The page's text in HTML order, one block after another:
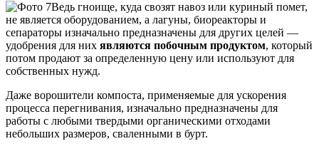
Ведь гноище, куда свозят навоз или куриный помет,
не является оборудованием, а лагуны, биореакторы и
сепараторы изначально предназначены для других целей —
удобрения для них являются побочным продуктом, который
потом продают за определенную цену или используют для
собственных нужд.
Даже ворошители компоста, применяемые для ускорения
процесса перегнивания, изначально предназначены для
работы с любыми твердыми органическими отходами
небольших размеров, сваленными в бурт.